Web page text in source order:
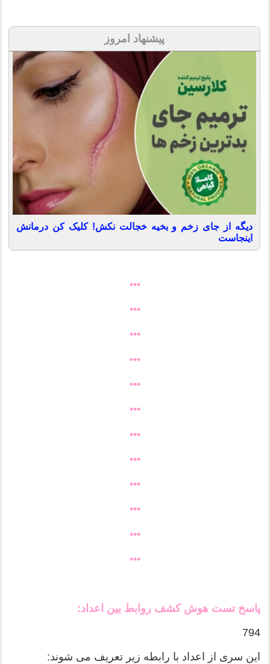
پیشنهاد امروز
دیگه از جای زخم و بخیه خجالت نکش! کلیک کن درمانش
اینجاست
•••
•••
•••
•••
•••
•••
•••
•••
•••
•••
•••
•••
پاسخ تست هوش کشف روابط بین اعداد:
794
این سری از اعداد با رابطه زیر تعریف می شوند: